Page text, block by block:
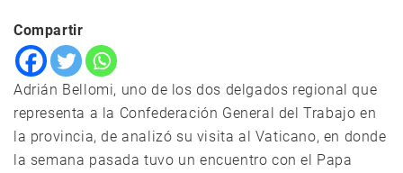
Compartir
Adrián Bellomi, uno de los dos delgados regional que
representa a la Confederación General del Trabajo en
la provincia, de analizó su visita al Vaticano, en donde
la semana pasada tuvo un encuentro con el Papa